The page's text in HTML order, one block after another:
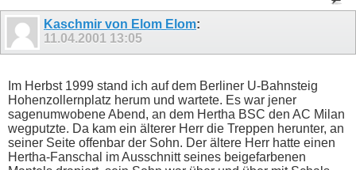
Kaschmir von Elom Elom:
11.04.2001 13:05
Im Herbst 1999 stand ich auf dem Berliner U-Bahnsteig
Hohenzollernplatz herum und wartete. Es war jener
sagenumwobene Abend, an dem Hertha BSC den AC Milan
wegputzte. Da kam ein älterer Herr die Treppen herunter, an
seiner Seite offenbar der Sohn. Der ältere Herr hatte einen
Hertha-Fanschal im Ausschnitt seines beigefarbenen